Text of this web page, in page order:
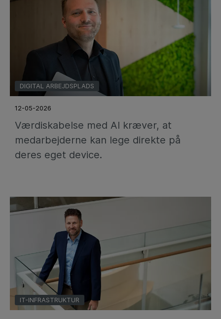
DIGITAL ARBEJDSPLADS
12-05-2026
Værdiskabelse med AI kræver, at
medarbejderne kan lege direkte på
deres eget device.
IT-INFRASTRUKTUR